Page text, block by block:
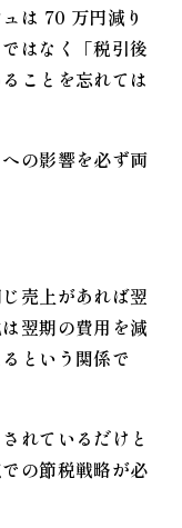
は 70 万円減り
はなく「税引後
ことを忘れては
の影響を必ず両
売上があれば翌
翌期の費用を減
という関係で
れているだけと
の節税戦略が必